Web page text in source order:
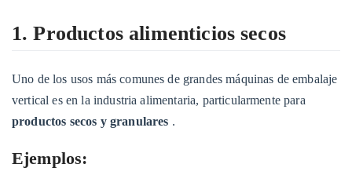
4
1. Productos alimenticios secos
Uno de los usos más comunes de grandes máquinas de embalaje
vertical es en la industria alimentaria, particularmente para
productos secos y granulares .
Ejemplos: